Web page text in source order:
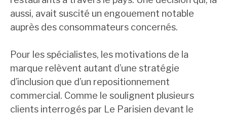
aussi, avait suscité un engouement notable
auprès des consommateurs concernés.
Pour les spécialistes, les motivations de la
marque relèvent autant d’une stratégie
d’inclusion que d’un repositionnement
commercial. Comme le soulignent plusieurs
clients interrogés par Le Parisien devant le